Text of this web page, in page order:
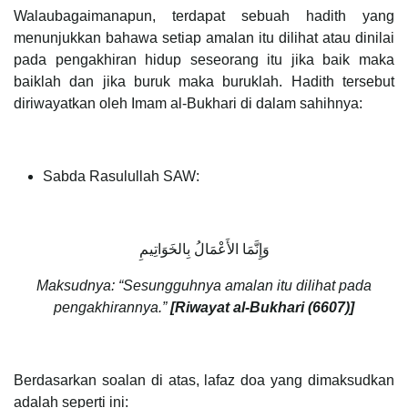
Walaubagaimanapun, terdapat sebuah hadith yang
menunjukkan bahawa setiap amalan itu dilihat atau dinilai
pada pengakhiran hidup seseorang itu jika baik maka
baiklah dan jika buruk maka buruklah. Hadith tersebut
diriwayatkan oleh Imam al-Bukhari di dalam sahihnya:
Sabda Rasulullah SAW:
وَإِنَّمَا الأَعْمَالُ بِالخَوَاتِيمِ
Maksudnya: “Sesungguhnya amalan itu dilihat pada
pengakhirannya.”[Riwayat al-Bukhari (6607)]
Berdasarkan soalan di atas, lafaz doa yang dimaksudkan
adalah seperti ini: